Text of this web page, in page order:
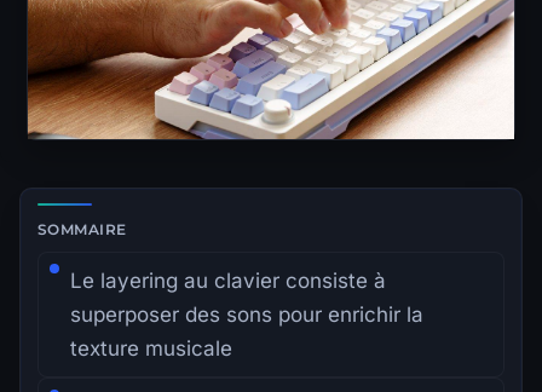
Zone de lecture principale avec sommaire latéral.
SOMMAIRE
Le layering au clavier consiste à
superposer des sons pour enrichir la
texture musicale